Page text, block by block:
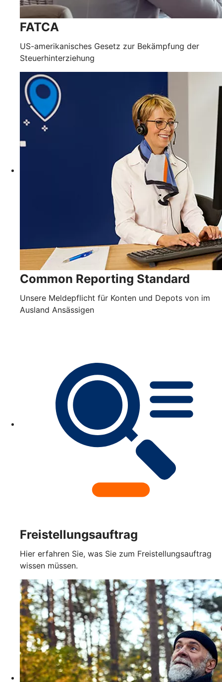
FATCA
US-amerikanisches Gesetz zur Bekämpfung der
Steuerhinterziehung
Common Reporting Standard
Unsere Meldepflicht für Konten und Depots von im
Ausland Ansässigen
Freistellungsauftrag
Hier erfahren Sie, was Sie zum Freistellungsauftrag
wissen müssen.